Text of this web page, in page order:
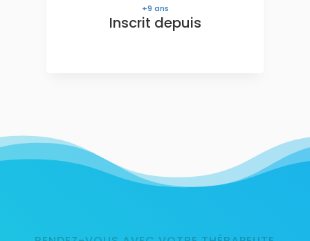
9 ans
Inscrit depuis